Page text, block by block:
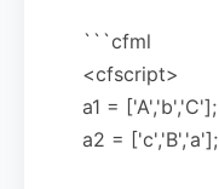
```cfml
<cfscript>
a1 = ['A','b','C'];
a2 = ['c','B','a'];